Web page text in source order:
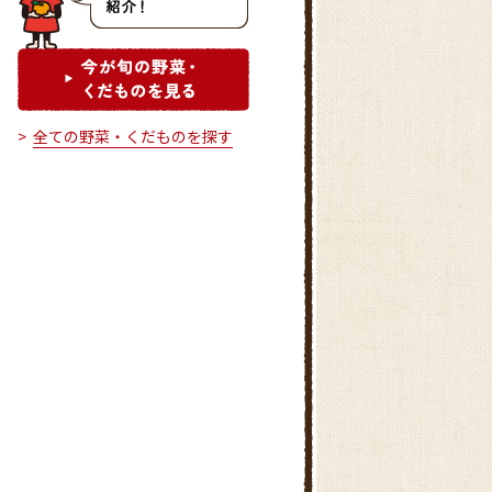
全ての野菜・くだものを探す